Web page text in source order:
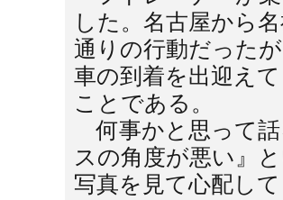
した。名古屋から
通りの行動だった
車の到着を出迎え
ことである。
何事かと思って
スの角度が悪い』
写真を見て心配し